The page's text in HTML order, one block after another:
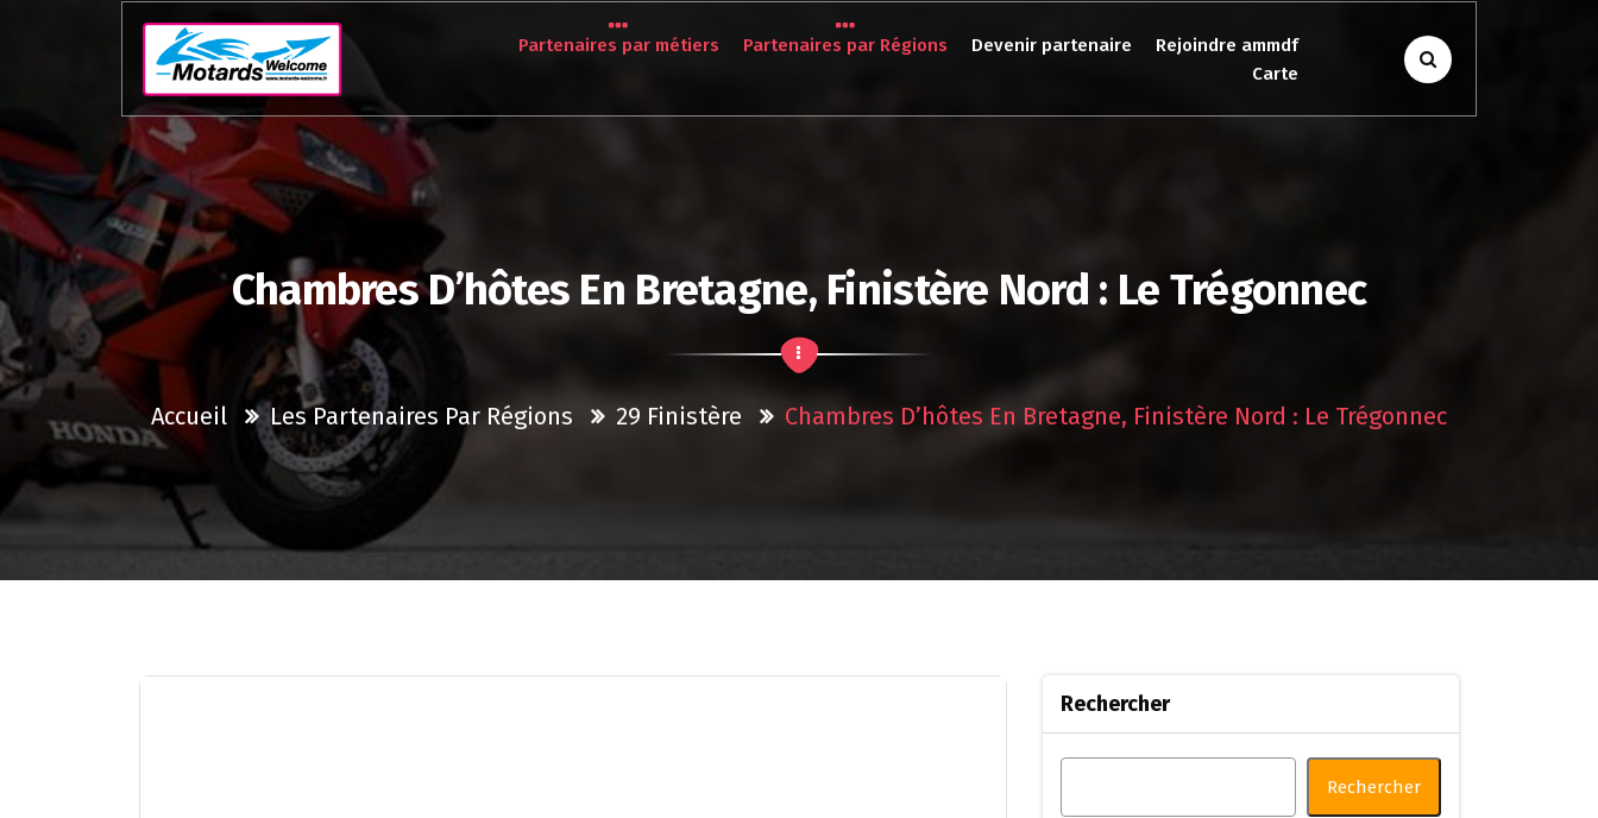
Partenaires par métiers Partenaires par Régions Devenir partenaire
Rejoindre ammdf
Carte
Chambres D’hôtes En Bretagne, Finistère Nord : Le Trégonnec
Accueil Les Partenaires Par Régions 29 Finistère Chambres D’hôtes En Bretagne, Finistère Nord : Le Trégonnec
Rechercher
Rechercher